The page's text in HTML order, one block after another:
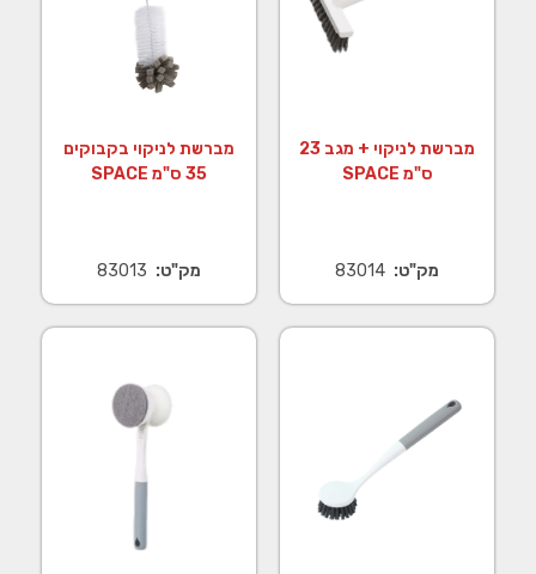
מברשת לניקוי + מגב 23
ס"מ SPACE
מק"ט: 83014
מברשת לניקוי בקבוקים
35 ס"מ SPACE
מק"ט: 83013